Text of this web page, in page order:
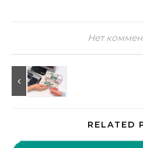
Нет
RELATED